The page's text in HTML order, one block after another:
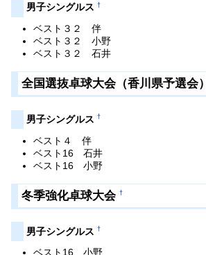
男子シングルス†
ベスト３２ 伴
ベスト３２ 小野
ベスト３２ 石井
全国選抜卓球大会（香川県予選会
男子シングルス†
ベスト４ 伴
ベスト16 石井
ベスト16 小野
冬季強化卓球大会†
男子シングルス†
ベスト16 小野